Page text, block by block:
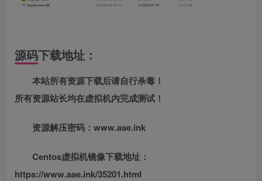
源码下载地址：
本站所有资源下载后请自行杀毒！
所有资源站长均在虚拟机内完成测试！
资源解压密码：www.aae.ink
Centos虚拟机镜像下载地址：
https://www.aae.ink/35201.html